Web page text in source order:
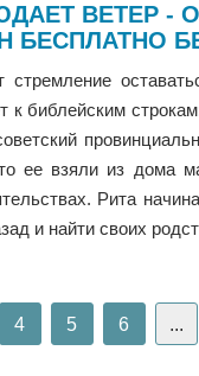
ВЕТЕР -
библейским
ее взяли из дома
Рита
и найти своих
4 5 6 ...